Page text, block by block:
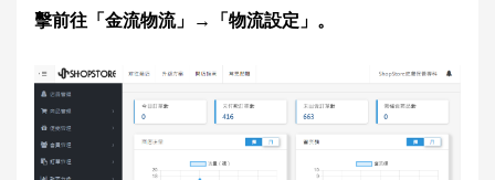
擊前往「金流物流」→「物流設定」。